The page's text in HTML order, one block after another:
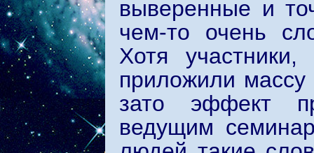
выверенные и
чем-то очень
Хотя
приложили
зато эффект
ведущим